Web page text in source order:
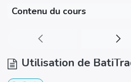
Contenu du cours